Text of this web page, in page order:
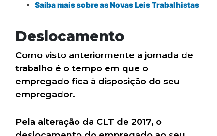
Saiba mais sobre as Novas Leis Trabalhistas
Deslocamento
Como visto anteriormente a jornada de
trabalho é o tempo em que o
empregado fica à disposição do seu
empregador.
Pela alteração da CLT de 2017, o